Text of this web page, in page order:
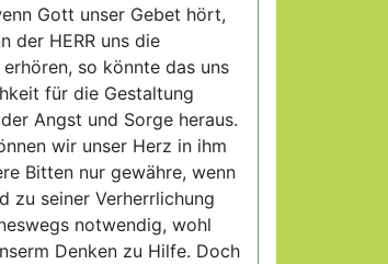
Gott unser Gebet hört,
der HERR uns die
so könnte das uns
für die Gestaltung
Angst und Sorge heraus.
wir unser Herz in ihm
Bitten nur gewähre, wenn
zu seiner Verherrlichung
notwendig, wohl
Denken zu Hilfe. Doch